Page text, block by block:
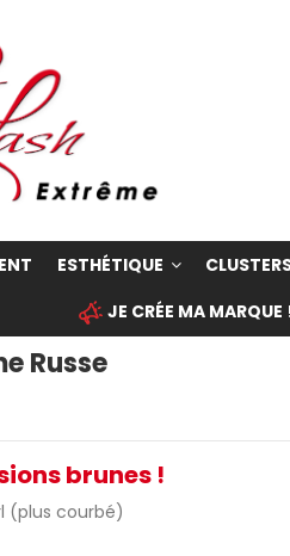
ESTHÉTIQUE
JE CRÉE MA MARQUE
Russe
brunes !
(plus courbé)